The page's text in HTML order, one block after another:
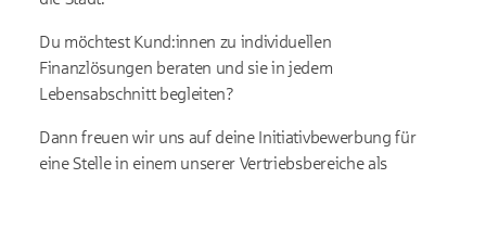
Du möchtest Kund:innen zu individuellen
Finanzlösungen beraten und sie in jedem
Lebensabschnitt begleiten?
Dann freuen wir uns auf deine Initiativbewerbung für
eine Stelle in einem unserer Vertriebsbereiche als